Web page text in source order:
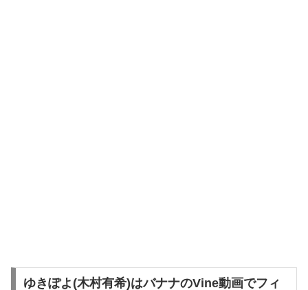
ゆきぽよ(木村有希)はバナナのVine動画でフィ